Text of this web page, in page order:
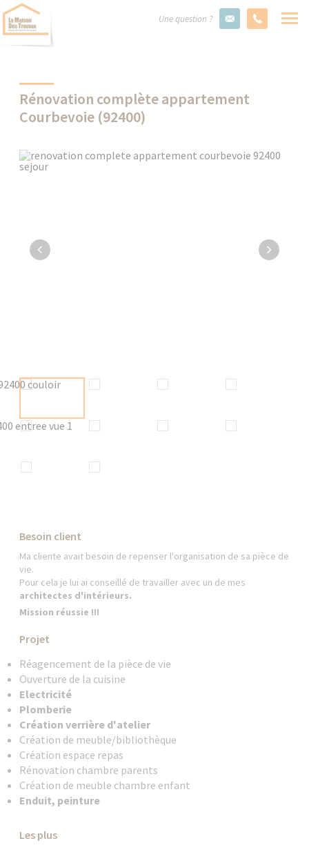
Une question ?
Rénovation complète appartement
Courbevoie (92400)
Besoin client
Ma cliente avait besoin de repenser l'organisation de sa pièce de
vie.
Pour cela je lui ai conseillé de travailler avec un de mes
architectes d'intérieurs.
Mission réussie !!!
Projet
Réagencement de la pièce de vie
Ouverture de la cuisine
Electricité
Plomberie
Création verrière d'atelier
Création de meuble/bibliothèque
Création espace repas
Rénovation chambre parents
Création de meuble chambre enfant
Enduit, peinture
Les plus